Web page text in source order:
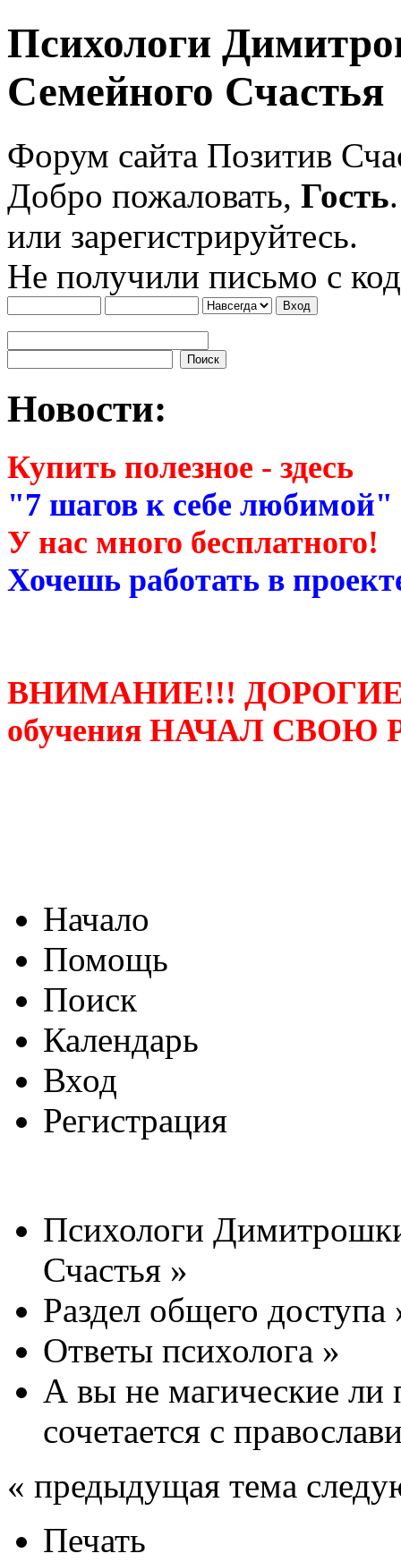
Психологи
Семейного Счастья
Форум сайта Позитив
Добро пожаловать, Гость
или зарегистрируйтесь.
Не получили письмо с
Новости:
Купить полезное - здесь
"7 шагов к себе
У нас много бесплатного!
Хочешь работать в
ВНИМАНИЕ!!!
обучения НАЧАЛ СВОЮ
Начало
Помощь
Поиск
Календарь
Вход
Регистрация
Психологи
Счастья »
Раздел общего доступа
Ответы психолога »
А вы не магические ли
сочетается с
« предыдущая тема
Печать